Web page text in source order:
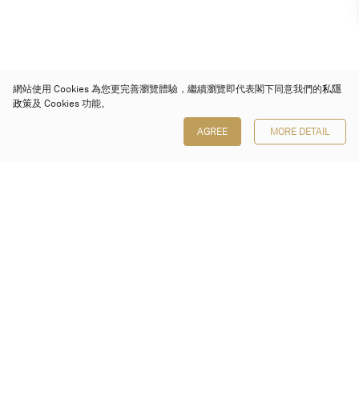
網站使用 Cookies 為您更完善瀏覽體驗，繼續瀏覽即代表閣下同意我們的私隱
政策及 Cookies 功能。
AGREE MORE DETAIL